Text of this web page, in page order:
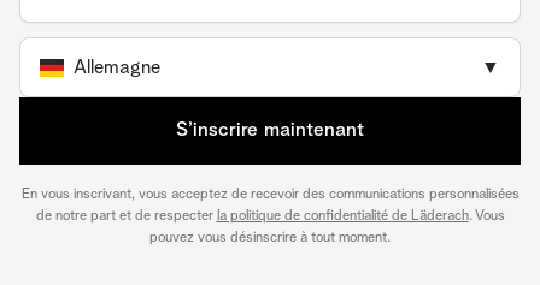
Allemagne ▼
S’inscrire maintenant
En vous inscrivant, vous acceptez de recevoir des communications personnalisées
de notre part et de respecter la politique de confidentialité de Läderach. Vous
pouvez vous désinscrire à tout moment.